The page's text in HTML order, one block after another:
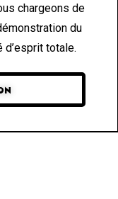
chargeons de
du
totale.